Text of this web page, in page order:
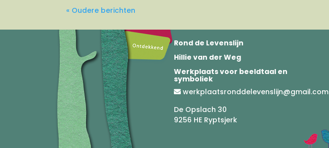
« Oudere berichten
Rond de Levenslijn
Hillie van der Weg
Werkplaats voor beeldtaal en
symboliek
werkplaatsronddelevenslijn@gmail.com
De Opslach 30
9256 HE Ryptsjerk